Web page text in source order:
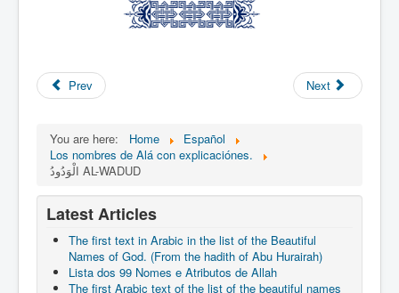
Prev Next
You are here: Home
Español
Los nombres de Alá con explicaciónes.
الْوَدُودُ AL-WADUD
Latest Articles
The first text in Arabic in the list of the Beautiful
Names of God. (From the hadith of Abu Hurairah)
Lista dos 99 Nomes e Atributos de Allah
The first Arabic text of the list of the beautiful names